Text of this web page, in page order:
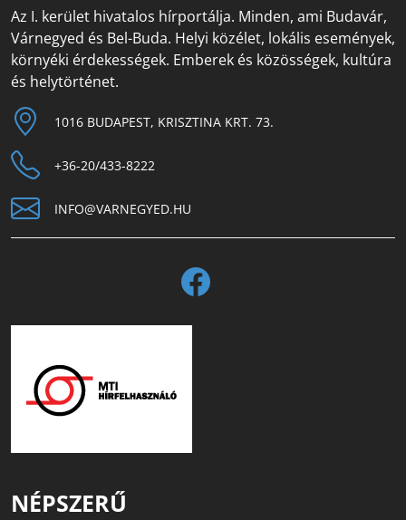
Az I. kerület hivatalos hírportálja. Minden, ami Budavár,
Várnegyed és Bel-Buda. Helyi közélet, lokális események,
környéki érdekességek. Emberek és közösségek, kultúra
és helytörténet.
1016 BUDAPEST, KRISZTINA KRT. 73.
+36-20/433-8222
INFO@VARNEGYED.HU
NÉPSZERŰ